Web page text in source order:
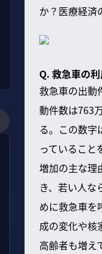
か？医療経済
Q. 救急車の
救急車の出動
動件数は763
る。この数字
っていること
増加の主な理
き、若い人な
めに救急車を
成の変化や核
高齢者も増え